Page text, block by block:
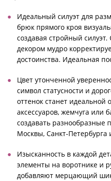
Идеальный силуэт для
брюк прямого кроя
создавая стройный
декором мудро
достоинства. Идеальная
Цвет утонченной
символ статусности и
оттенок станет идеальной
аксессуаров, жемчуга или
создавать разнообразные
Москвы, Санкт-Петербурга
Изысканность в каждой
элементы на воротнике и
добавляют мерцающий